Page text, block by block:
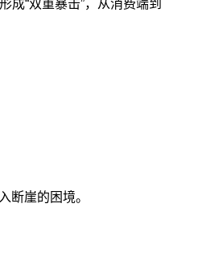
“双重暴击”，从消费端到
断崖的困境。